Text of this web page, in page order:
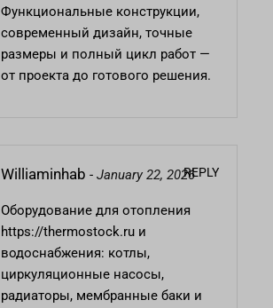
Функциональные конструкции,
современный дизайн, точные
размеры и полный цикл работ —
от проекта до готового решения.
Williaminhab - January 22, 2026REPLY
Оборудование для отопления
https://thermostock.ru и
водоснабжения: котлы,
циркуляционные насосы,
радиаторы, мембранные баки и